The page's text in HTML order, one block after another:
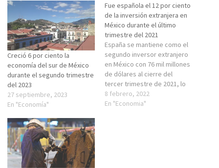
Creció 6 por ciento la
economía del sur de México
durante el segundo trimestre
del 2023
27 septiembre, 2023
En "Economía"
Fue española el 12 por ciento
de la inversión extranjera en
México durante el último
trimestre del 2021
España se mantiene como el
segundo inversor extranjero
en México con 76 mil millones
de dólares al cierre del
tercer trimestre de 2021, lo
que representa el 12 por
ciento de la Inversión
8 febrero, 2022
En "Economia"